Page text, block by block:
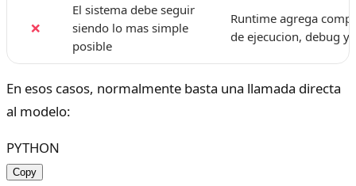
❌
El sistema debe seguir
siendo lo mas simple
posible
Runtime agrega
de ejecucion, debug
En esos casos, normalmente basta una llamada directa
al modelo:
PYTHON
Copy